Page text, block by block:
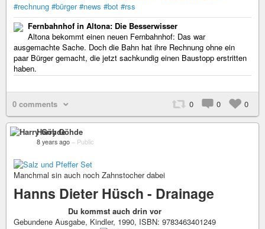
#rechnung #bürger #news #bot #rss
Fernbahnhof in Altona: Die Besserwisser
Altona bekommt einen neuen Fernbahnhof: Das war
ausgemachte Sache. Doch die Bahn hat ihre Rechnung ohne ein
paar Bürger gemacht, die jetzt sachkundig einen Baustopp erstritten
haben.
0 comments 0 0 0
Harry Göhde
8 years ago – Public
Manchmal sin auch noch Zahnstocher dabei
Hanns Dieter Hüsch - Drainage
Du kommst auch drin vor
Gebundene Ausgabe, Kindler, 1990, ISBN: 9783463401249